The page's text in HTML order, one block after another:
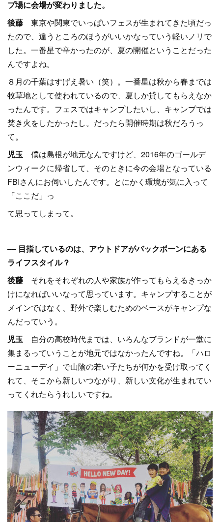
プ場に会場が変わりました。
後藤 東京や関東でいっぱいフェスが生まれてきた頃だっ
たので、違うところのほうがいいかなっていう軽いノリで
した。一番星で辛かったのが、夏の開催ということだった
んですよね。
８月の千葉はすげえ暑い（笑）。一番星は秋から春までは
牧草地として使われているので、夏しか貸してもらえなか
ったんです。フェスではキャンプしたいし、キャンプでは
焚き火をしたかったし。だったら開催時期は秋だろうっ
て。
児玉 僕は島根が地元なんですけど、2016年のゴールデ
ンウィークに帰省して、そのときに今の会場となっている
FBIさんにお伺いしたんです。とにかく環境が気に入って
「ここだ」っ
て思ってしまって。
–– 目指しているのは、アウトドアがバックボーンにある
ライフスタイル？
後藤 それをそれぞれの人や家族が作ってもらえるきっか
けになればいいなって思っています。キャンプすることが
メインではなく、野外で楽しむためのベースがキャンプな
んだっていう。
児玉 自分の高校時代までは、いろんなブランドが一堂に
集まるっていうことが地元ではなかったんですね。「ハロ
ーニューデイ」で山陰の若い子たちが何かを受け取ってく
れて、そこから新しいつながり、新しい文化が生まれてい
ってくれたらうれしいですね。